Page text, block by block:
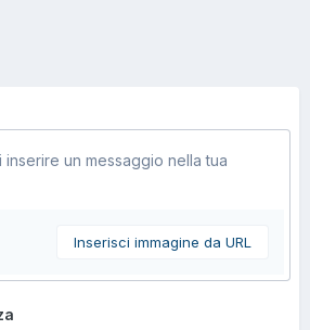
un messaggio nella tua
Inserisci immagine da URL